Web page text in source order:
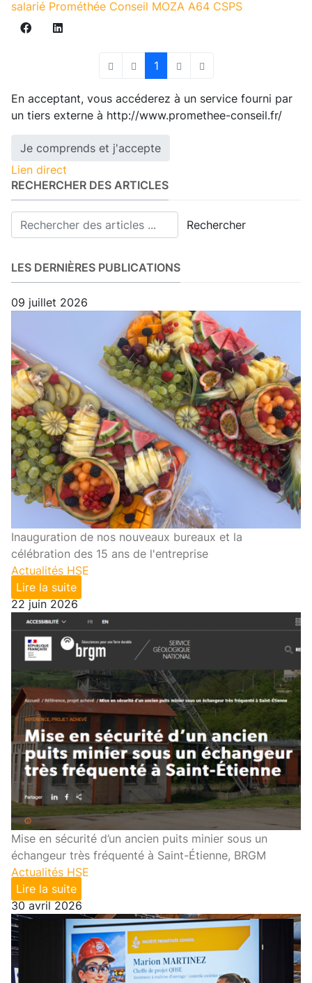
salarié Prométhée Conseil MOZA A64 CSPS
First Page
Previous Page
1
Next Page
Last Page
En acceptant, vous accéderez à un service fourni par
un tiers externe à http://www.promethee-conseil.fr/
Je comprends et j'accepte
Lien direct
RECHERCHER DES ARTICLES
Rechercher
LES DERNIÈRES PUBLICATIONS
09 juillet 2026
Inauguration de nos nouveaux bureaux et la
célébration des 15 ans de l'entreprise
Actualités HSE
Lire la suite
22 juin 2026
Mise en sécurité d’un ancien puits minier sous un
échangeur très fréquenté à Saint-Étienne, BRGM
Actualités HSE
Lire la suite
30 avril 2026